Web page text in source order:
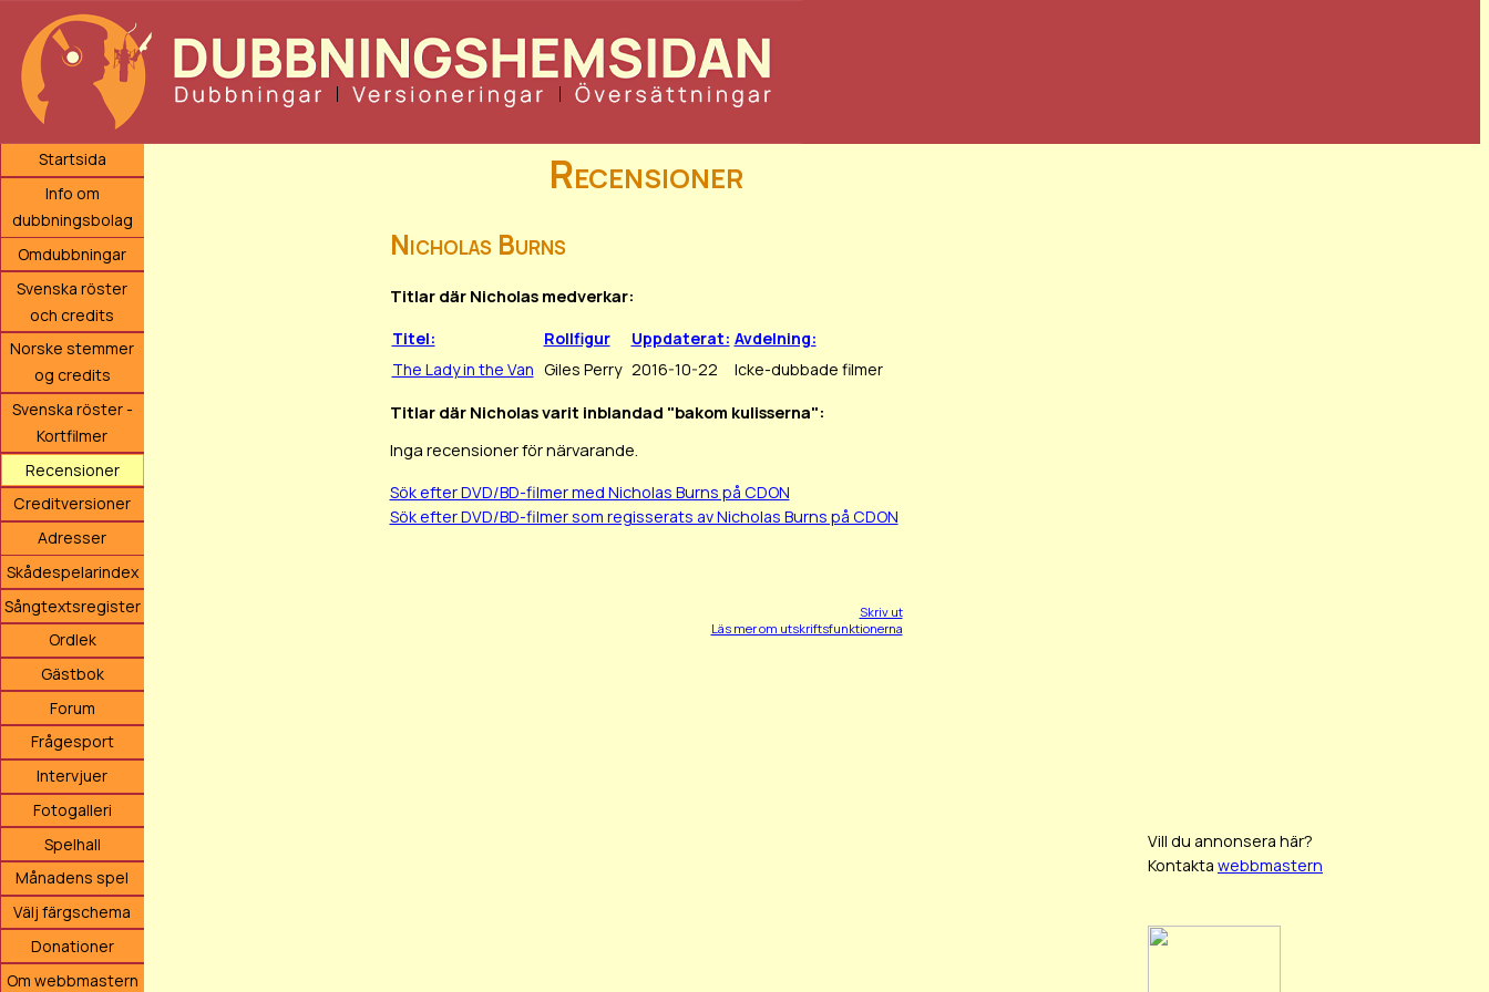
Startsida
Info om
dubbningsbolag
Omdubbningar
Svenska röster
och credits
Norske stemmer
og credits
Svenska röster -
Kortfilmer
Recensioner
Creditversioner
Adresser
Skådespelarindex
Sångtextsregister
Ordlek
Gästbok
Forum
Frågesport
Intervjuer
Fotogalleri
Spelhall
Månadens spel
Välj färgschema
Donationer
Om webbmastern
Recensioner
Nicholas Burns
Titlar där Nicholas medverkar:
Titel: Rollfigur Uppdaterat: Avdelning:
The Lady in the Van Giles Perry 2016-10-22 Icke-dubbade filmer
Titlar där Nicholas varit inblandad "bakom kulisserna":
Inga recensioner för närvarande.
Sök efter DVD/BD-filmer med Nicholas Burns på CDON
Sök efter DVD/BD-filmer som regisserats av Nicholas Burns på CDON
Skriv ut
Läs mer om utskriftsfunktionerna
Vill du annonsera här?
Kontakta webbmastern